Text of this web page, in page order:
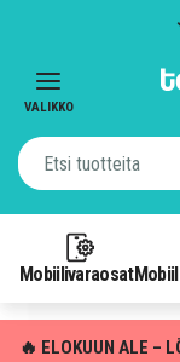
VALIKKO
Mobiilivaraosat
🔥 ELOKUUN ALE –